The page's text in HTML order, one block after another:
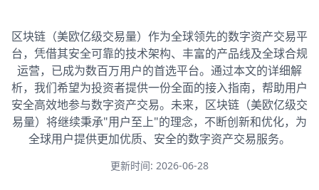
区块链（美欧亿级交易量）作为全球领先的数字资产交易平
台，凭借其安全可靠的技术架构、丰富的产品线及全球合规
运营，已成为数百万用户的首选平台。通过本文的详细解
析，我们希望为投资者提供一份全面的接入指南，帮助用户
安全高效地参与数字资产交易。未来，区块链（美欧亿级交
易量）将继续秉承"用户至上"的理念，不断创新和优化，为
全球用户提供更加优质、安全的数字资产交易服务。
更新时间: 2026-06-28